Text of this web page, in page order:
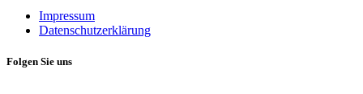
Impressum
Datenschutzerklärung
Folgen Sie uns